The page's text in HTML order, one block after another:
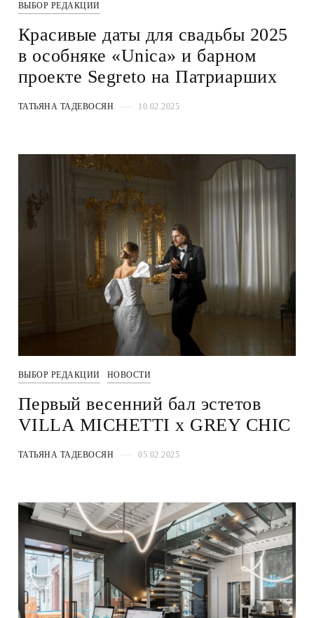
ВЫБОР РЕДАКЦИИ
Красивые даты для свадьбы 2025
в особняке «Unica» и барном
проекте Segreto на Патриарших
ТАТЬЯНА ТАДЕВОСЯН 10.02.2025
ВЫБОР РЕДАКЦИИ НОВОСТИ
Первый весенний бал эстетов
VILLA MICHETTI х GREY CHIC
ТАТЬЯНА ТАДЕВОСЯН 05.02.2025